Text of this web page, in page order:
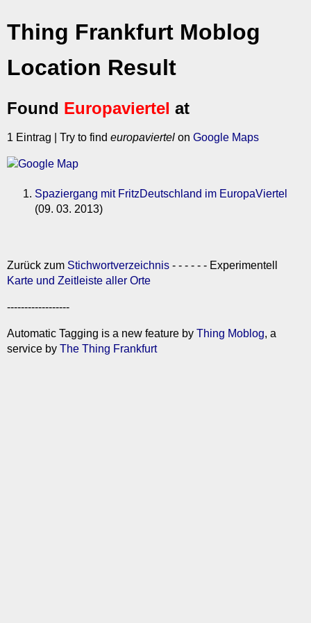
Thing Frankfurt Moblog
Location Result
Found Europaviertel at
1 Eintrag | Try to find europaviertel on Google Maps
Spaziergang mit FritzDeutschland im EuropaViertel
(09. 03. 2013)
Zurück zum Stichwortverzeichnis - - - - - - Experimentell
Karte und Zeitleiste aller Orte
------------------
Automatic Tagging is a new feature by Thing Moblog, a
service by The Thing Frankfurt